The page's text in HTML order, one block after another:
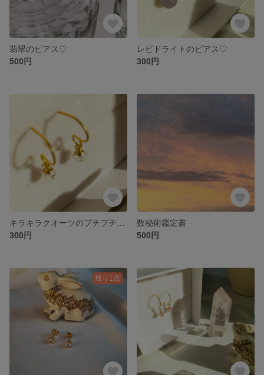
翡翠のピアス♡
500円
レピドライトのピアス♡
300円
300円
数秘術鑑定書
500円
残り1点